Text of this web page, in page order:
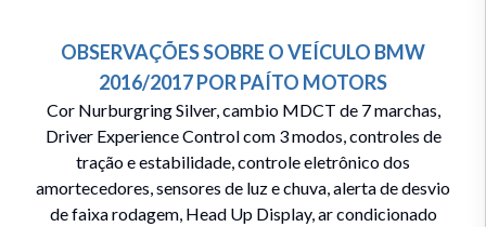
OBSERVAÇÕES SOBRE O VEÍCULO BMW
2016/2017PORPAÍTO MOTORS
Cor Nurburgring Silver, cambio MDCT de 7 marchas,
Driver Experience Control com 3 modos, controles de
tração e estabilidade, controle eletrônico dos
amortecedores, sensores de luz e chuva, alerta de desvio
de faixa rodagem, Head Up Display, ar condicionado